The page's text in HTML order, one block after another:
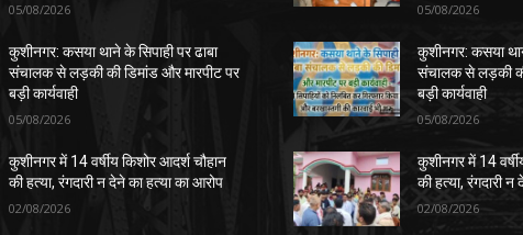
05/08/2026
कुशीनगर: कसया थाने के सिपाही पर ढाबा
संचालक से लड़की की डिमांड और मारपीट पर
बड़ी कार्यवाही
05/08/2026
कुशीनगर में 14 वर्षीय किशोर आदर्श चौहान
की हत्या, रंगदारी न देने का हत्या का आरोप
02/08/2026
05/08/2026
कुशीनगर: कसया
संचालक से लड़की
बड़ी कार्यवाही
05/08/2026
कुशीनगर में 14
की हत्या, रंगदारी
02/08/2026